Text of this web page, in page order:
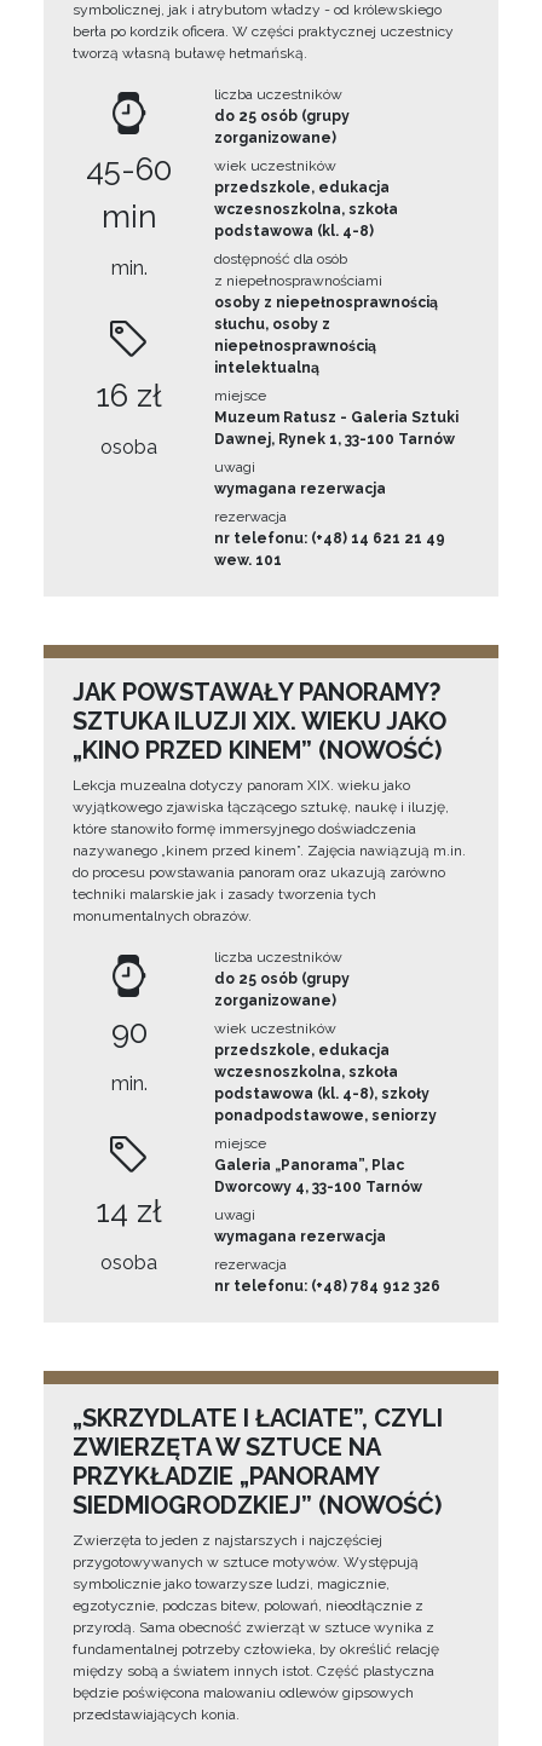
symbolicznej, jak i atrybutom władzy - od królewskiego
berła po kordzik oficera. W części praktycznej uczestnicy
tworzą własną buławę hetmańską.
45-60
min
min.
16 zł
osoba
liczba uczestników
do 25 osób (grupy
zorganizowane)
wiek uczestników
przedszkole, edukacja
wczesnoszkolna, szkoła
podstawowa (kl. 4-8)
dostępność dla osób
z niepełnosprawnościami
osoby z niepełnosprawnością
słuchu, osoby z
niepełnosprawnością
intelektualną
miejsce
Muzeum Ratusz - Galeria Sztuki
Dawnej, Rynek 1, 33-100 Tarnów
uwagi
wymagana rezerwacja
rezerwacja
nr telefonu: (+48) 14 621 21 49
wew. 101
JAK POWSTAWAŁY PANORAMY?
SZTUKA ILUZJI XIX. WIEKU JAKO
„KINO PRZED KINEM” (NOWOŚĆ)
Lekcja muzealna dotyczy panoram XIX. wieku jako
wyjątkowego zjawiska łączącego sztukę, naukę i iluzję,
które stanowiło formę immersyjnego doświadczenia
nazywanego „kinem przed kinem”. Zajęcia nawiązują m.in.
do procesu powstawania panoram oraz ukazują zarówno
techniki malarskie jak i zasady tworzenia tych
monumentalnych obrazów.
90
min.
14 zł
osoba
liczba uczestników
do 25 osób (grupy
zorganizowane)
wiek uczestników
przedszkole, edukacja
wczesnoszkolna, szkoła
podstawowa (kl. 4-8), szkoły
ponadpodstawowe, seniorzy
miejsce
Galeria „Panorama”, Plac
Dworcowy 4, 33-100 Tarnów
uwagi
wymagana rezerwacja
rezerwacja
nr telefonu: (+48) 784 912 326
„SKRZYDLATE I ŁACIATE”, CZYLI
ZWIERZĘTA W SZTUCE NA
PRZYKŁADZIE „PANORAMY
SIEDMIOGRODZKIEJ” (NOWOŚĆ)
Zwierzęta to jeden z najstarszych i najczęściej
przygotowywanych w sztuce motywów. Występują
symbolicznie jako towarzysze ludzi, magicznie,
egzotycznie, podczas bitew, polowań, nieodłącznie z
przyrodą. Sama obecność zwierząt w sztuce wynika z
fundamentalnej potrzeby człowieka, by określić relację
między sobą a światem innych istot. Część plastyczna
będzie poświęcona malowaniu odlewów gipsowych
przedstawiających konia.